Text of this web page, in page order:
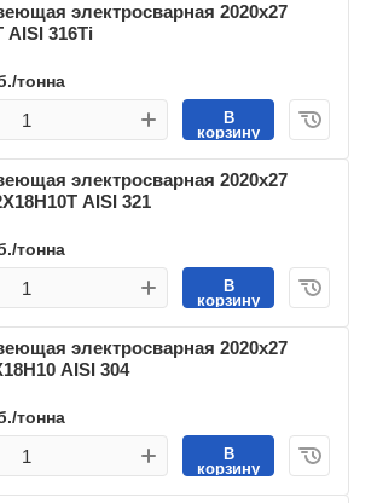
электросварная 2020х27
316Ti
тонна
В
корзину
электросварная 2020х27
AISI 321
тонна
В
корзину
электросварная 2020х27
AISI 304
тонна
В
корзину